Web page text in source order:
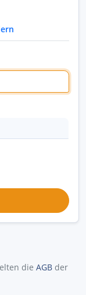
die AGB der